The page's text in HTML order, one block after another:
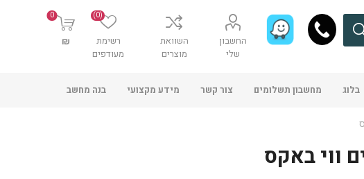
החשבון
שלי
השוואת
מוצרים
רשימת
מעודפים
(0)
0
₪
בלוג מחשבון תשלומים צור קשר מידע מקצועי בנה מחשב
ווי באקס